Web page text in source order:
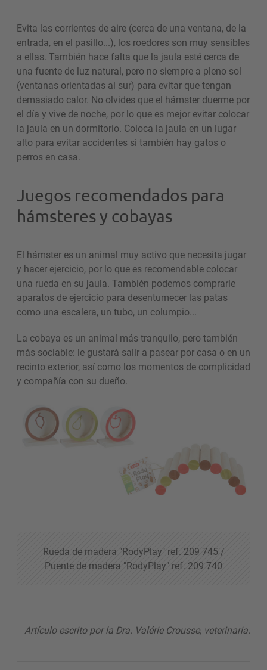
Evita las corrientes de aire (cerca de una ventana, de la
entrada, en el pasillo...), los roedores son muy sensibles
a ellas. También hace falta que la jaula esté cerca de
una fuente de luz natural, pero no siempre a pleno sol
(ventanas orientadas al sur) para evitar que tengan
demasiado calor. No olvides que el hámster duerme por
el día y vive de noche, por lo que es mejor evitar colocar
la jaula en un dormitorio. Coloca la jaula en un lugar
alto para evitar accidentes si también hay gatos o
perros en casa.
Juegos recomendados para
hámsteres y cobayas
El hámster es un animal muy activo que necesita jugar
y hacer ejercicio, por lo que es recomendable colocar
una rueda en su jaula. También podemos comprarle
aparatos de ejercicio para desentumecer las patas
como una escalera, un tubo, un columpio...
La cobaya es un animal más tranquilo, pero también
más sociable: le gustará salir a pasear por casa o en un
recinto exterior, así como los momentos de complicidad
y compañía con su dueño.
Rueda de madera "RodyPlay" ref. 209 745 /
Puente de madera "RodyPlay" ref. 209 740
Artículo escrito por la Dra. Valérie Crousse, veterinaria.